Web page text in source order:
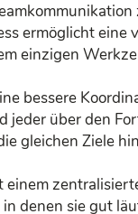
ermöglicht eine
einzigen
bessere
über den
gleichen Ziele
denen sie gut